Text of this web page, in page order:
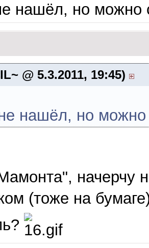
нашёл, но можно
@ 5.3.2011, 19:45)
нашёл, но можно
начерчу
(тоже на